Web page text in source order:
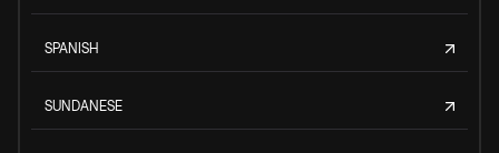
SPANISH
SUNDANESE